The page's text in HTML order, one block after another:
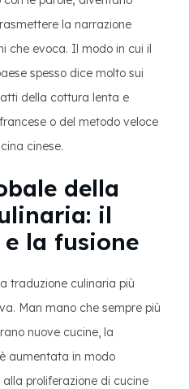
la narrazione
che evoca. Il modo in cui il
spesso dice molto sui
della cottura lenta e
o del metodo veloce
cinese.
della
il
la fusione
traduzione culinaria più
Man mano che sempre più
nuove cucine, la
aumentata in modo
proliferazione di cucine